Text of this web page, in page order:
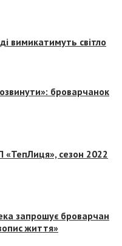
вимикатимуть світло
броварчанок
«ТепЛиця», сезон 2022
запрошує броварчан
життя»